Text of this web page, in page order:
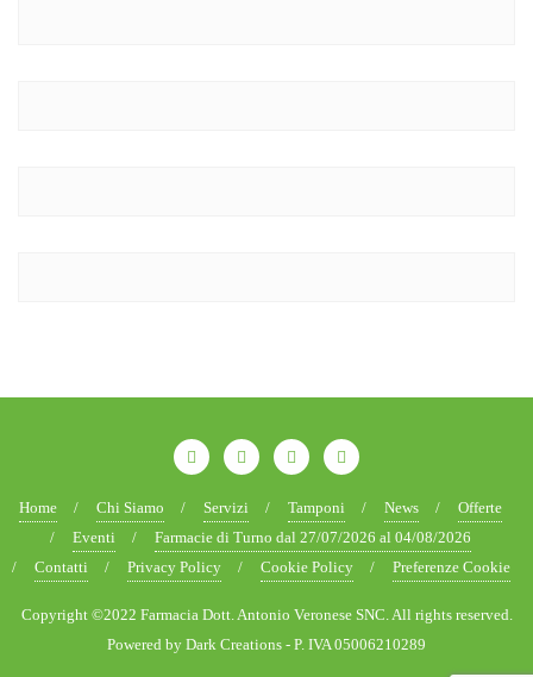
Home Chi Siamo Servizi Tamponi News
Offerte
Eventi
Farmacie di Turno dal 27/07/2026 al 04/08/2026
Contatti
Privacy Policy Cookie Policy Preferenze Cookie
Copyright ©2022 Farmacia Dott. Antonio Veronese SNC. All rights reserved.
Powered by Dark Creations - P. IVA 05006210289